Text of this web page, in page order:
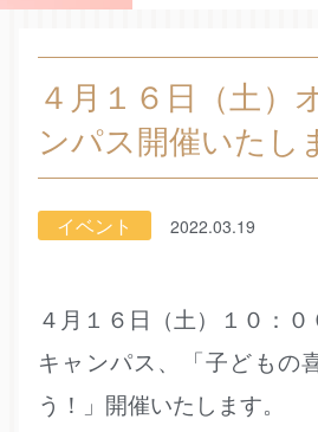
４月１６日（土）
ンパス開催いたし
イベント 2022.03.19
４月１６日（土）１０：
キャンパス、「子どもの
う！」開催いたします。